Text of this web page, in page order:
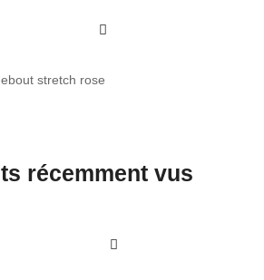
stretch rose
récemment vus